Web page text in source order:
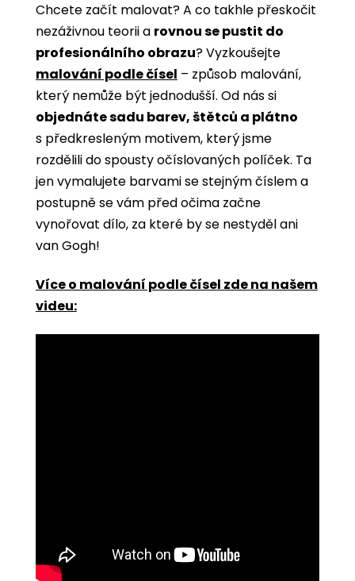
Chcete začít malovat? A co takhle přeskočit
nezáživnou teorii a rovnou se pustit do
profesionálního obrazu? Vyzkoušejte
malování podle čísel ­­– způsob malování,
který nemůže být jednodušší. Od nás si
objednáte sadu barev, štětců a plátno
s předkresleným motivem, který jsme
rozdělili do spousty očíslovaných políček. Ta
jen vymalujete barvami se stejným číslem a
postupně se vám před očima začne
vynořovat dílo, za které by se nestyděl ani
van Gogh!
Více o malování podle čísel zde na našem
videu: